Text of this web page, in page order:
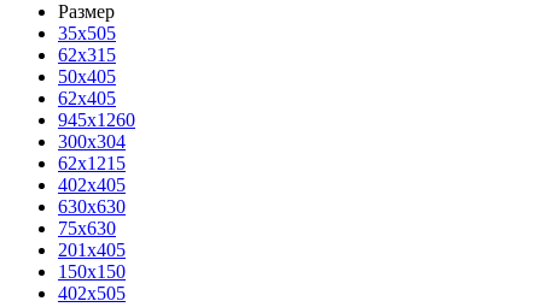
Размер
35х505
62x315
50x405
62х405
945x1260
300x304
62x1215
402x405
630x630
75x630
201x405
150x150
402x505